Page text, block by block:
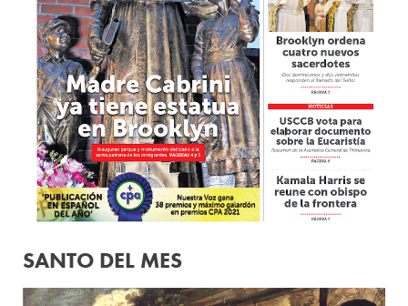
SANTO DEL MES